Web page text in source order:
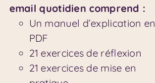
email quotidien comprend :
Un manuel d’explication en
PDF
21 exercices de réflexion
21 exercices de mise en